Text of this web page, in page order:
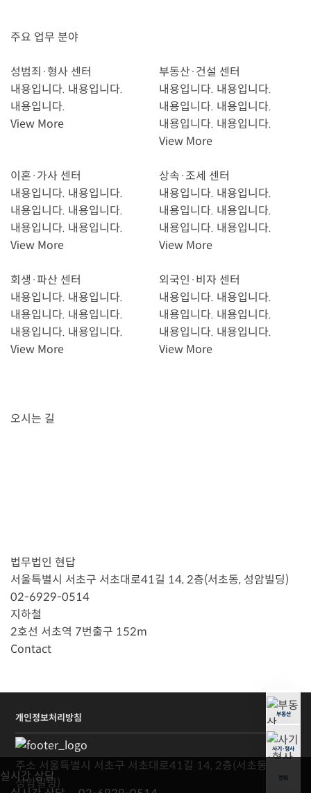
주요 업무 분야
성범죄·형사 센터
내용입니다. 내용입니다.
내용입니다.
View More
부동산·건설 센터
내용입니다. 내용입니다.
내용입니다. 내용입니다.
내용입니다. 내용입니다.
View More
이혼·가사 센터
내용입니다. 내용입니다.
내용입니다. 내용입니다.
내용입니다. 내용입니다.
View More
상속·조세 센터
내용입니다. 내용입니다.
내용입니다. 내용입니다.
내용입니다. 내용입니다.
View More
회생·파산 센터
내용입니다. 내용입니다.
내용입니다. 내용입니다.
내용입니다. 내용입니다.
View More
외국인·비자 센터
내용입니다. 내용입니다.
내용입니다. 내용입니다.
내용입니다. 내용입니다.
View More
오시는 길
법무법인 현답
서울특별시 서초구 서초대로41길 14, 2층(서초동, 성암빌딩)
02-6929-0514
지하철
2호선 서초역 7번출구 152m
Contact
개인정보처리방침
주소 서울특별시 서초구 서초대로41길 14, 2층(서초동,
성암빌딩)
부동산
사기·형사
전화
실시간 상담